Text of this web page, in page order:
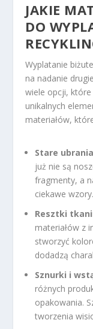
JAKIE
DO
Wyplatanie
na nadanie
wiele opcji,
unikalnych
materiałów,
Stare ubrania
już nie są
fragmenty, a
ciekawe wzory.
Resztki
materiałów z
stworzyć
dodadzą
Sznurki i
różnych
opakowania.
tworzenia